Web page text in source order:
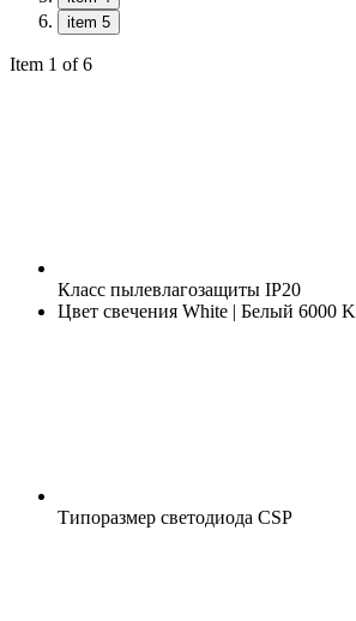
item 5
Item 1 of 6
Класс пылевлагозащиты IP20
Цвет свечения White | Белый 6000 K
Типоразмер светодиода CSP